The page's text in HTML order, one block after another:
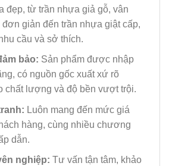
đẹp, từ trần nhựa giả gỗ, vân
đơn giản đến trần nhựa giật cấp,
cầu và sở thích.
bảo: Sản phẩm được nhập
có nguồn gốc xuất xứ rõ
chất lượng và độ bền vượt trội.
Luôn mang đến mức giá
hàng, cùng nhiều chương
dẫn.
nghiệp: Tư vấn tận tâm, khảo